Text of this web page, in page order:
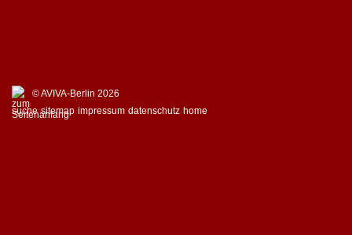
© AVIVA-Berlin 2026
suche sitemap impressum datenschutz home